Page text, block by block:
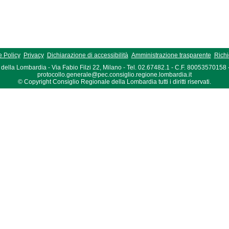
Policy Privacy Dichiarazione di accessibilità Amministrazione trasparente
Lombardia - Via Fabio Filzi 22, Milano - Tel. 02.67482.1 - C.F. 80053570158
protocollo.generale@pec.consiglio.regione.lombardia.it
© Copyright Consiglio Regionale della Lombardia tutti i diritti riservati.